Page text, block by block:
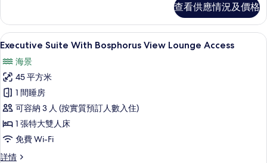
View
的
相
片
Residence
with
City
詳
情
查看供應情況及價格
載
所
有
Executive
Suite
With
Bosphorus
View
Executive Suite With Bosphorus
5
Executive Suite With Bosphorus View Lounge Access
海景
45 平方米
1 間睡房
可容納 3 人 (按實質預訂人數入住)
1 張特大雙人床
免費 Wi-Fi
詳情
Executive